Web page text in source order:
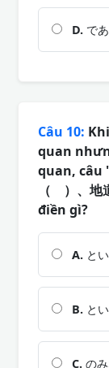
D. で
Câu 10:
quan
quan, câu '
（ ）、地
điền gì?
A. と
B. と
C. の